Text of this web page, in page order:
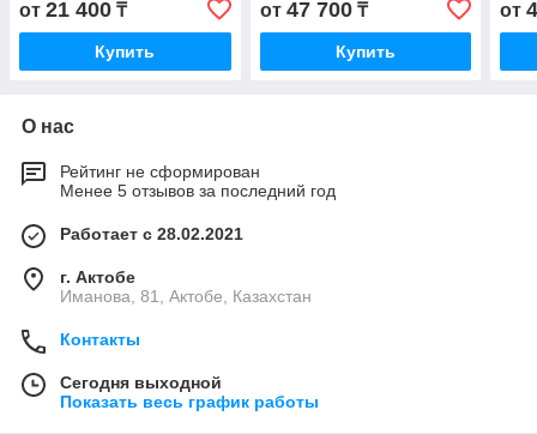
от 21 400 ₸
Купить
от 47 700₸
Купить
от
О нас
Рейтинг не сформирован
Менее 5 отзывов за последний год
Работает с 28.02.2021
г. Актобе
Иманова, 81, Актобе, Казахстан
Контакты
Сегодня выходной
Показать весь график работы